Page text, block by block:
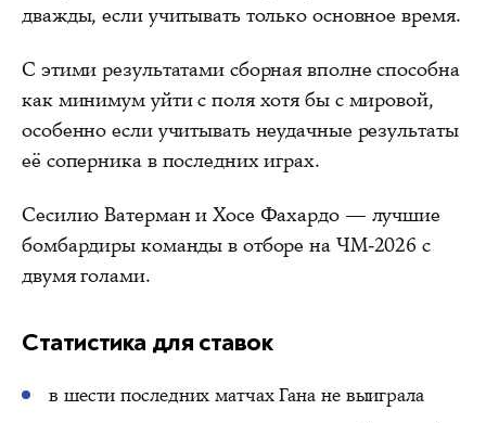
дважды, если учитывать только основное время.
С этими результатами сборная вполне способна
как минимум уйти с поля хотя бы с мировой,
особенно если учитывать неудачные результаты
её соперника в последних играх.
Сесилио Ватерман и Хосе Фахардо — лучшие
бомбардиры команды в отборе на ЧМ-2026 с
двумя голами.
Статистика для ставок
в шести последних матчах Гана не выиграла